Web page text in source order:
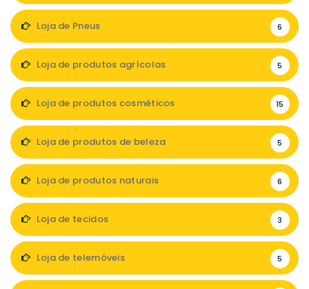
Loja de Pneus 6
Loja de produtos agrícolas 5
Loja de produtos cosméticos 15
Loja de produtos de beleza 5
Loja de produtos naturais 6
Loja de tecidos 3
Loja de telemóveis 5